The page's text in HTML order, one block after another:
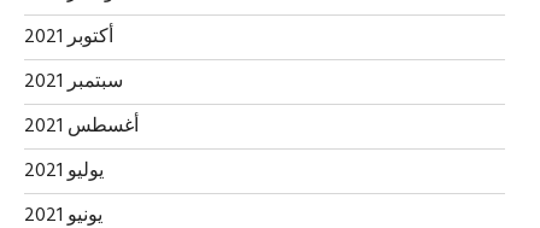
أكتوبر 2021
سبتمبر 2021
أغسطس 2021
يوليو 2021
يونيو 2021